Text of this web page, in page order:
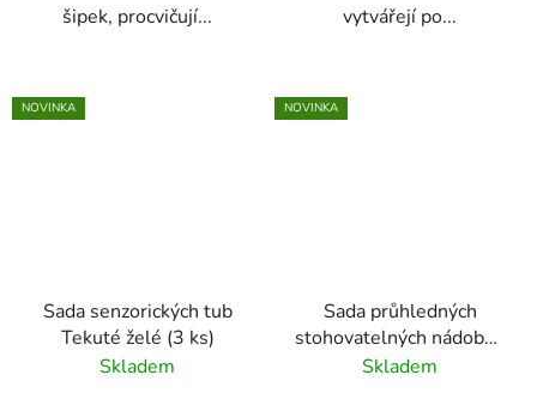
šipek, procvičují...
vytvářejí po...
NOVINKA
Sada senzorických tub
Tekuté želé (3 ks)
Skladem
NOVINKA
Sada průhledných
stohovatelných nádobek
v 6 barvách (18 ks)
Skladem